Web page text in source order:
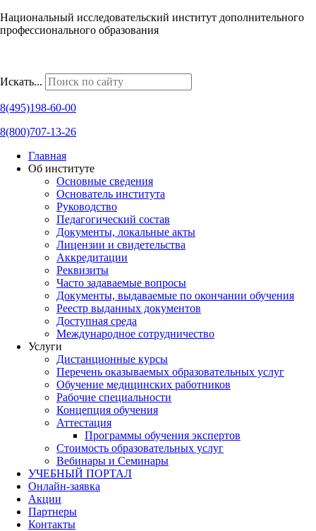
Национальный исследовательский институт дополнительного
профессионального образования
Искать...
8(495)198-60-00
8(800)707-13-26
Главная
Об институте
Основные сведения
Основатель института
Руководство
Педагогический состав
Документы, локальные акты
Лицензии и свидетельства
Аккредитации
Реквизиты
Часто задаваемые вопросы
Документы, выдаваемые по окончании обучения
Реестр выданных документов
Доступная среда
Международное сотрудничество
Услуги
Дистанционные курсы
Перечень оказываемых образовательных услуг
Обучение медицинских работников
Рабочие специальности
Концепция обучения
Аттестация
Программы обучения экспертов
Стоимость образовательных услуг
Вебинары и Семинары
УЧЕБНЫЙ ПОРТАЛ
Онлайн-заявка
Акции
Партнеры
Контакты